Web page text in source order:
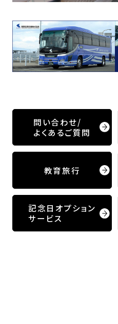
問い合わせ/
よくあるご質問
教育旅行
記念日オプション
サービス